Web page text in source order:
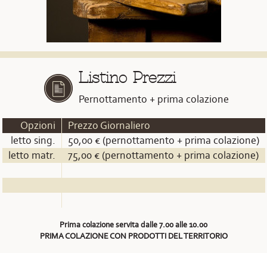
Listino Prezzi
Pernottamento + prima colazione
Opzioni
Prezzo Giornaliero
letto sing.
50,00 € (pernottamento + prima colazione)
letto matr.
75,00 € (pernottamento + prima colazione)
Prima colazione servita dalle 7.00 alle 10.00
PRIMA COLAZIONE CON PRODOTTI DEL TERRITORIO